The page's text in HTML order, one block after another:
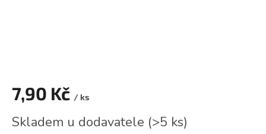
7,90 Kč / ks
cena:
Skladem u dodavatele (>5 ks)